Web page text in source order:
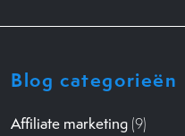
Blog categorieën
Affiliate marketing (9)